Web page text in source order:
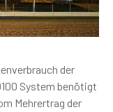
der
System benötigt
Mehrertrag der